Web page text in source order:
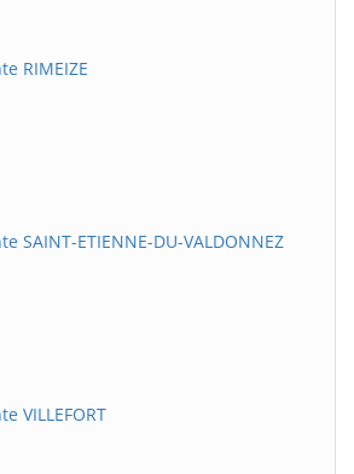
RIMEIZE
SAINT-ETIENNE-DU-VALDONNEZ
VILLEFORT